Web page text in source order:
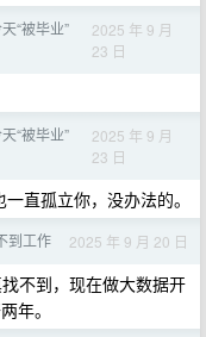
“被毕业”
2025 年 9 月
23 日
“被毕业”
2025 年 9 月
23 日
直孤立你，没办法的。
到工作 2025 年 9 月 20 日
不到，现在做大数据开
年。